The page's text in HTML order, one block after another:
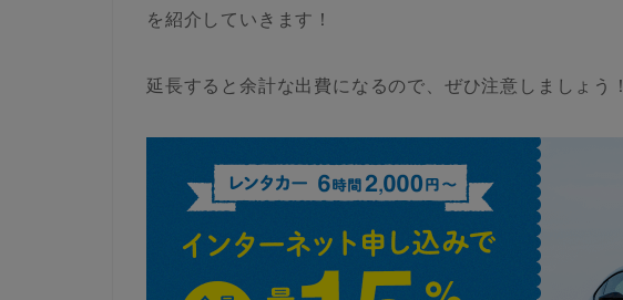
を紹介していきます！
延長すると余計な出費になるので、ぜひ注意しましょう！